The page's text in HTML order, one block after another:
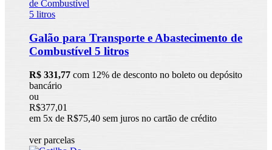
Galão para Transporte e Abastecimento de
Combustível 5 litros
R$ 331,77 com 12% de desconto no boleto ou depósito
bancário
ou
R$377,01
em 5x de R$75,40 sem juros no cartão de crédito
ver parcelas